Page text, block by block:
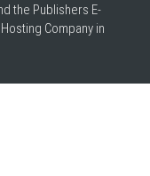
the Publishers E-
Company in